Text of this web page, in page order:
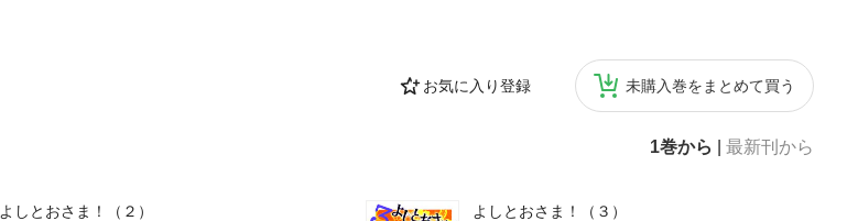
お気に入り登録 未購入巻をまとめて買う
1巻から 最新刊から
よしとおさま！（２）
よしとおさま！（３）